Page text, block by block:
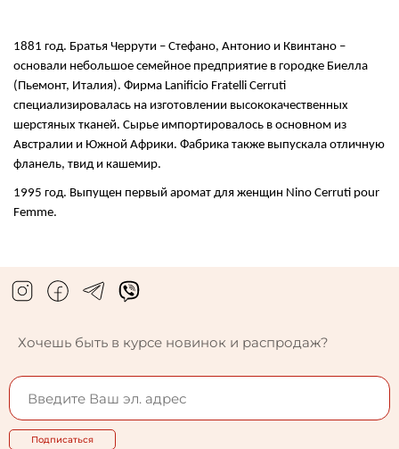
1881 год. Братья Черрути – Стефано, Антонио и Квинтано –
основали небольшое семейное предприятие в городке Биелла
(Пьемонт, Италия). Фирма Lanificio Fratelli Cerruti
специализировалась на изготовлении высококачественных
шерстяных тканей. Сырье импортировалось в основном из
Австралии и Южной Африки. Фабрика также выпускала отличную
фланель, твид и кашемир.
1995 год. Выпущен первый аромат для женщин Nino Cerruti pour
Femme.
Хочешь быть в курсе новинок и распродаж?
Подписаться